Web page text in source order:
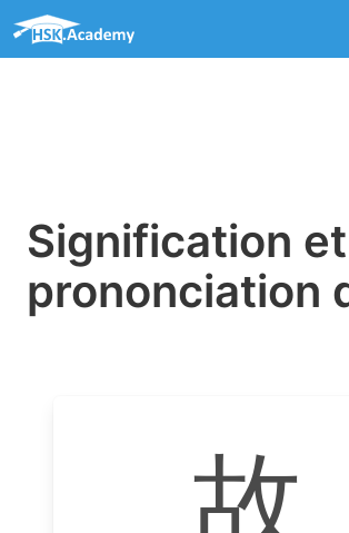
Signification et
prononciation
故